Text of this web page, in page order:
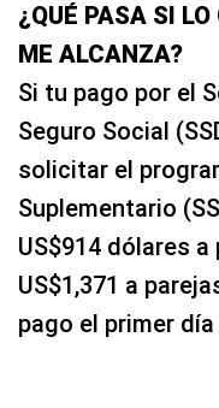
¿QUÉ PASA SI
ME ALCANZA?
Si tu pago por el
Seguro Social
solicitar el
Suplementario
US$914 dólares
US$1,371 a
pago el primer